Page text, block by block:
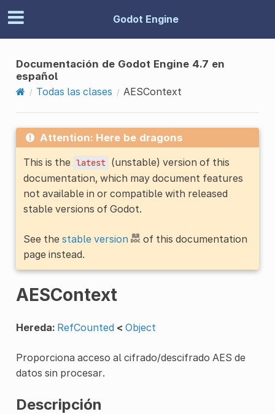
Godot Engine
Documentación de Godot Engine 4.7 en
español
Todas las clases
AESContext
Attention: Here be dragons
This is the latest (unstable) version of this
documentation, which may document features
not available in or compatible with released
stable versions of Godot.
See the stable version
of this documentation
page instead.
AESContext
Hereda: RefCounted < Object
Proporciona acceso al cifrado/descifrado AES de
datos sin procesar.
Descripción